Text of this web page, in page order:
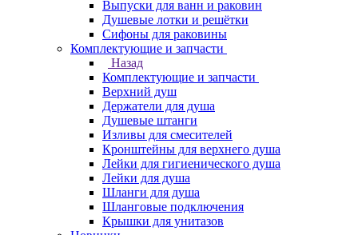
Выпуски для ванн и раковин
Душевые лотки и решётки
Сифоны для раковины
Комплектующие и запчасти
Назад
Комплектующие и запчасти
Верхний душ
Держатели для душа
Душевые штанги
Изливы для смесителей
Кронштейны для верхнего душа
Лейки для гигиенического душа
Лейки для душа
Шланги для душа
Шланговые подключения
Крышки для унитазов